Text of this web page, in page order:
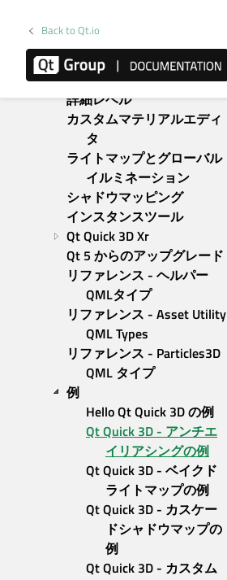
Back to Qt.io
モーフィングアニメーショ
ン
インスタンスレンダリング
詳細レベル
カスタムマテリアルエディ
タ
ライトマップとグローバル
イルミネーション
シャドウマッピング
インスタンスツール
Qt Quick 3D Xr
Qt 5 からのアップグレード
リファレンス - ヘルパー
QMLタイプ
リファレンス - Asset Utility
QML Types
リファレンス - Particles3D
QML タイプ
例
Hello Qt Quick 3D の例
Qt Quick 3D - アンチエ
イリアシングの例
Qt Quick 3D - ベイクド
ライトマップの例
Qt Quick 3D - カスケー
ドシャドウマップの
例
Qt Quick 3D - カスタム